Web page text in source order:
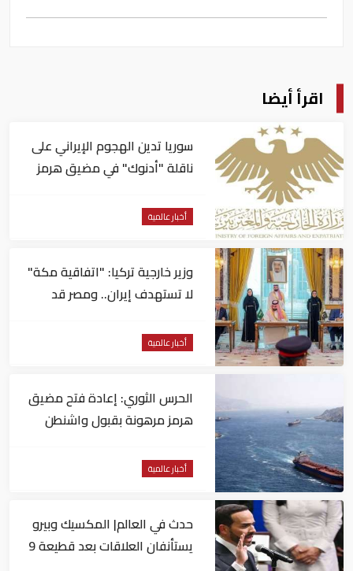
اقرأ أيضا
سوريا تدين الهجوم الإيراني على
ناقلة "أدنوك" في مضيق هرمز ‏
أخبار عالمية
وزير خارجية تركيا: "اتفاقية مكة"
لا تستهدف إيران.. ومصر قد
أخبار عالمية
الحرس الثوري: إعادة فتح مضيق
هرمز مرهونة بقبول واشنطن
أخبار عالمية
حدث في العالم| المكسيك وبيرو
يستأنفان العلاقات بعد قطيعة 9